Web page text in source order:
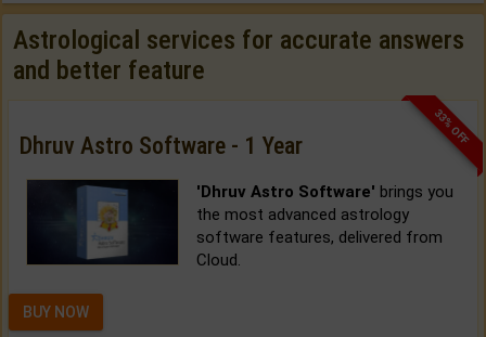
Astrological services for accurate answers
and better feature
33% OFF
Dhruv Astro Software - 1 Year
'Dhruv Astro Software' brings you
the most advanced astrology
software features, delivered from
Cloud.
BUY NOW